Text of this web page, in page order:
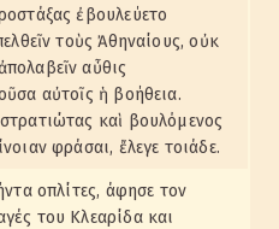
ἐβουλεύετο
τοὺς Ἀθηναίους, οὐκ
αὖθις
αὐτοῖς ἡ βοήθεια.
καὶ βουλόμενος
φράσαι, ἔλεγε τοιάδε.
οπλίτες, άφησε τον
του Κλεαρίδα και